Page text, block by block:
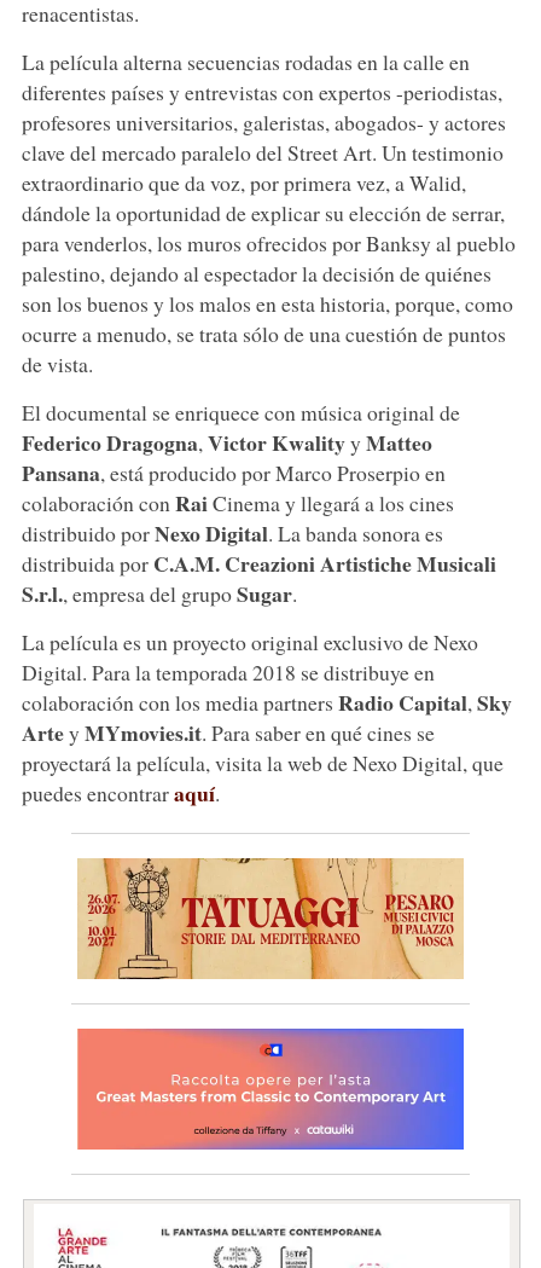
renacentistas.
La película alterna secuencias rodadas en la calle en
diferentes países y entrevistas con expertos -periodistas,
profesores universitarios, galeristas, abogados- y actores
clave del mercado paralelo del Street Art. Un testimonio
extraordinario que da voz, por primera vez, a Walid,
dándole la oportunidad de explicar su elección de serrar,
para venderlos, los muros ofrecidos por Banksy al pueblo
palestino, dejando al espectador la decisión de quiénes
son los buenos y los malos en esta historia, porque, como
ocurre a menudo, se trata sólo de una cuestión de puntos
de vista.
El documental se enriquece con música original de
Federico Dragogna, Victor Kwalityy Matteo
Pansana, está producido por Marco Proserpio en
colaboración con RaiCinema y llegará a los cines
distribuido porNexo Digital. La banda sonora es
distribuida por C.A.M. Creazioni Artistiche Musicali
S.r.l., empresa del grupoSugar.
La película es un proyecto original exclusivo de Nexo
Digital. Para la temporada 2018 se distribuye en
colaboración con los media partners Radio Capital, Sky
Artey MYmovies.it. Para saber en qué cines se
proyectará la película, visita la web de Nexo Digital, que
puedes encontraraquí.